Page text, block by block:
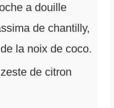
a douille
de chantilly,
la noix de coco.
de citron